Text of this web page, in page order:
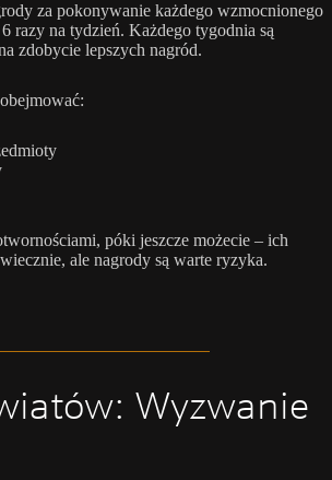
za pokonywanie każdego wzmocnionego
razy na tydzień. Każdego tygodnia są
zdobycie lepszych nagród.
póki jeszcze możecie – ich
ale nagrody są warte ryzyka.
Wyzwanie